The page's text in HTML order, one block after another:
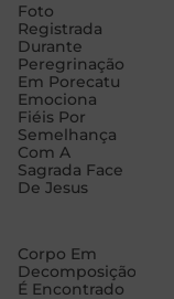
Foto
Registrada
Durante
Peregrinação
Em Porecatu
Emociona
Fiéis Por
Semelhança
Com A
Sagrada Face
De Jesus
Corpo Em
Decomposição
É Encontrado